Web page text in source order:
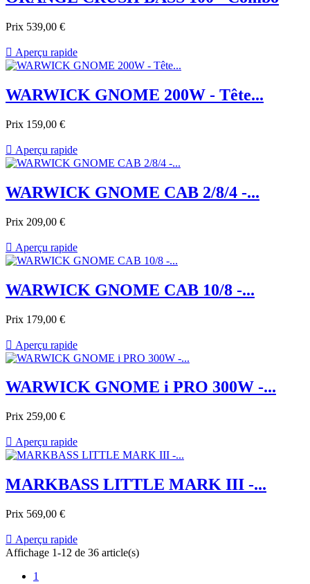
Prix 539,00 €
 Aperçu rapide
WARWICK GNOME 200W - Tête...
Prix 159,00 €
 Aperçu rapide
WARWICK GNOME CAB 2/8/4 -...
Prix 209,00 €
 Aperçu rapide
WARWICK GNOME CAB 10/8 -...
Prix 179,00 €
 Aperçu rapide
WARWICK GNOME i PRO 300W -...
Prix 259,00 €
 Aperçu rapide
MARKBASS LITTLE MARK III -...
Prix 569,00 €
 Aperçu rapide
Affichage 1-12 de 36 article(s)
1